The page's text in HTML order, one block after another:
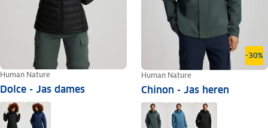
Human Nature
Dolce - Jas dames
-30%
Human Nature
Chinon - Jas heren